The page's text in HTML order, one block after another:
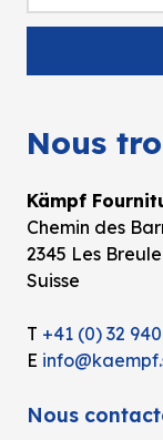
Nous
Kämpf
Chemin des
2345 Les
Suisse
T +41 (0) 32
E
Nous